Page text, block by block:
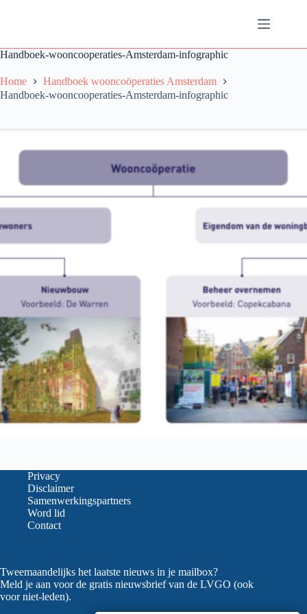
Handboek-wooncooperaties-Amsterdam-infographic
Home
Handboek wooncoöperaties Amsterdam
Handboek-wooncooperaties-Amsterdam-infographic
Privacy
Disclaimer
Samenwerkingspartners
Word lid
Contact
Tweemaandelijks het laatste nieuws in je mailbox?
Meld je aan voor de gratis nieuwsbrief van de LVGO (ook
voor niet-leden).